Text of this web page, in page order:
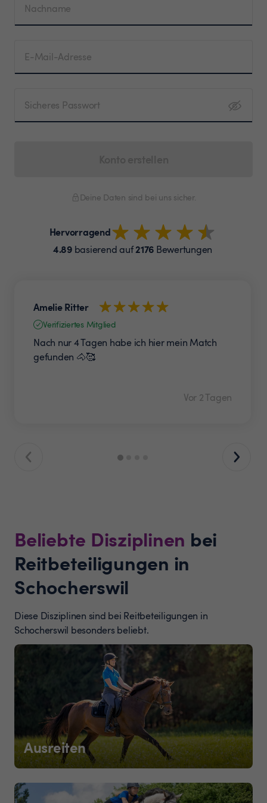
Nachname
E-Mail-Adresse
Sicheres Passwort
Deine Daten sind bei uns sicher.
Hervorragend
4.89basierend auf2176 Bewertungen
Amelie Ritter
Verifiziertes Mitglied
Nach nur 4 Tagen habe ich hier mein Match
gefunden 🐴🥰
Vor 2 Tagen
Beliebte Disziplinen bei
Reitbeteiligungen in
Schocherswil
Diese Disziplinen sind bei Reitbeteiligungen in
Schocherswil besonders beliebt.
Ausreiten